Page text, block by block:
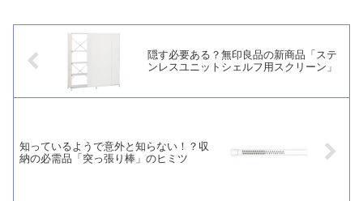
パーツです。
隠す必要ある？無印良品の新商品「ステ
ンレスユニットシェルフ用スクリーン」
知っているようで意外と知らない！？収
納の必需品「突っ張り棒」のヒミツ